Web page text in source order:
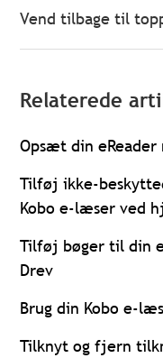
Vend tilbage til
Relaterede
Opsæt din
Tilføj ikke-
Kobo e-læser ved
Tilføj bøger til din
Drev
Brug din Kobo e-
Tilknyt og fjern